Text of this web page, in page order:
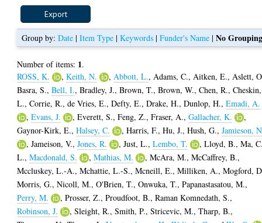
Group by:Date |Item Type |Keywords |Funder's Name |No
Number of items: 1.
ROSS, K.
,Keith, N. , Abbott, L., Adams, C., Aitken, E., Aslett,
Basra, S.,Bell, I.,Bradley, J.,Brown, T.,Brown, W.,Chen, R.,Cheskin,
L.,Corrie, R.,de Vries, E.,Defty, E.,Drake, H.,Dunlop, H.,Emadi, A.
,Evans, J. ,Everett, S.,Feng, Z.,Fraser, A.,Gallacher, K.
,
Gaynor-Kirk, E.,Halsey, C. ,Harris, F.,Hu, J.,Hush, G.,Jamieson,
,Jameison, V.,Jones, R. ,Just, L.,Lembo, T. ,Lloyd, B.,Ma,
L.,Macdonald, S. ,Mathias, M. ,McAra, M.,McCaffrey, B.,
Mccluskey, L.-A.,Mchattie, L.-S.,Mcneill, E.,Milliken, A.,Mogford,
Morris, G.,Nicoll, M.,O'Brien, T.,Onwuka, T.,Papanastasatou, M.,
Perry, M.
,Prosser, Z.,Proudfoot, B.,Raman Komnedath, S.,
Robinson, J.
,Sleight, R.,Smith, P.,Stricevic, M.,Tharp, B.,